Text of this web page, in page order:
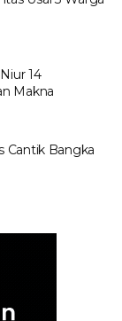
14
Makna
Cantik Bangka